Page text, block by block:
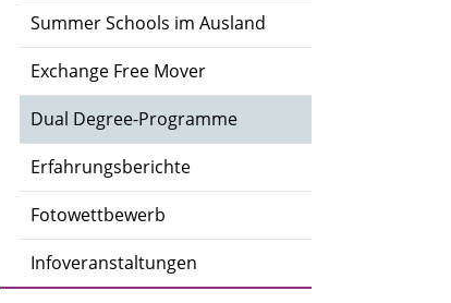
Summer Schools im Ausland
Exchange Free Mover
Dual Degree-Programme
Erfahrungsberichte
Fotowettbewerb
Infoveranstaltungen